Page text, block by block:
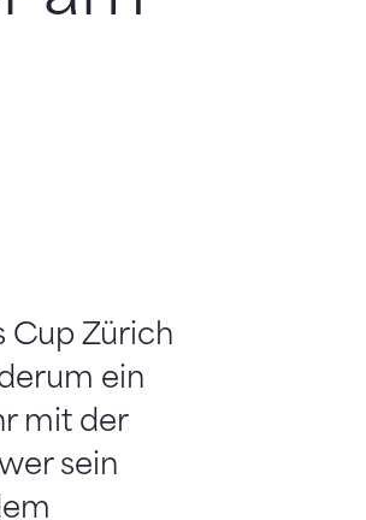
Cup Zürich
ein
mit der
sein